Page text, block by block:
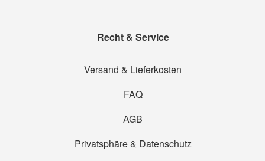
Recht & Service
Versand & Lieferkosten
FAQ
AGB
Privatsphäre & Datenschutz